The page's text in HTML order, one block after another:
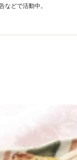
などで活動中。